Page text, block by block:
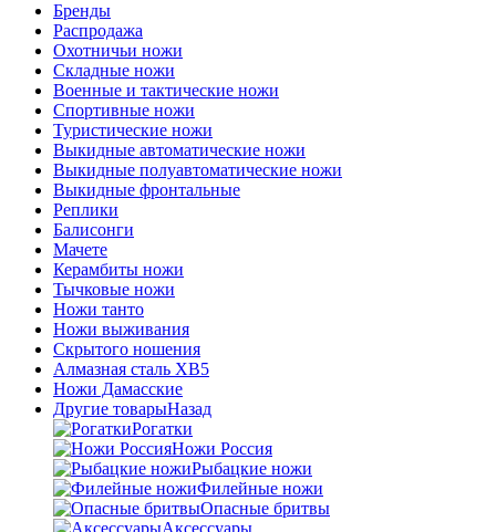
Бренды
Распродажа
Охотничьи ножи
Складные ножи
Военные и тактические ножи
Спортивные ножи
Туристические ножи
Выкидные автоматические ножи
Выкидные полуавтоматические ножи
Выкидные фронтальные
Реплики
Балисонги
Мачете
Керамбиты ножи
Тычковые ножи
Ножи танто
Ножи выживания
Скрытого ношения
Алмазная сталь ХВ5
Ножи Дамасские
Другие товарыНазад
Рогатки
Ножи Россия
Рыбацкие ножи
Филейные ножи
Опасные бритвы